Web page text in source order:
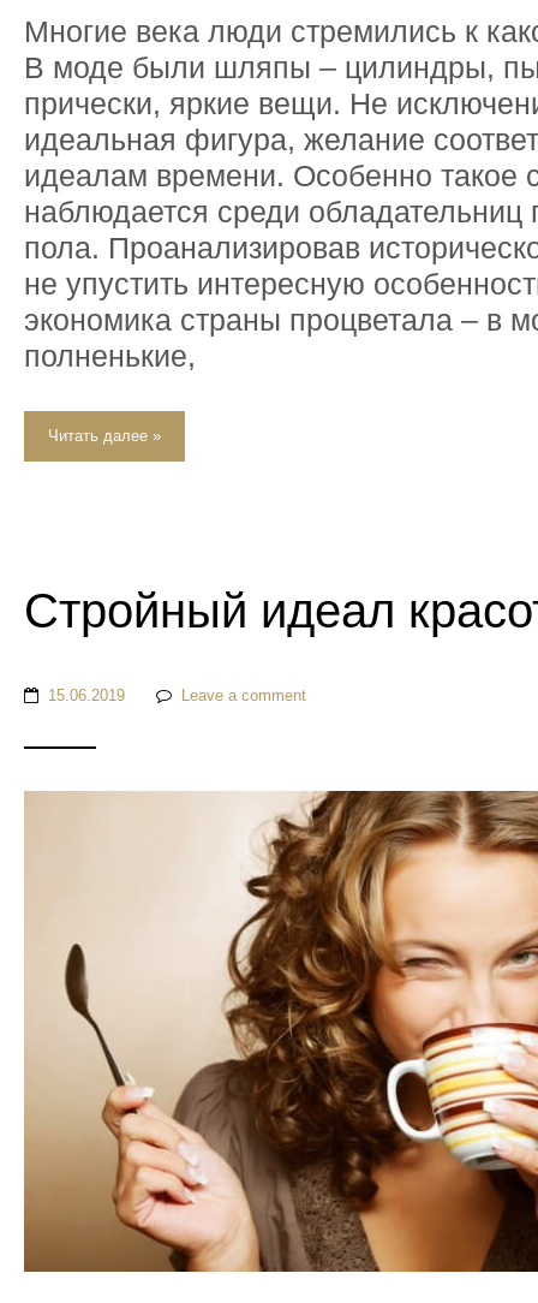
Многие века люди стремились к
В моде были шляпы – цилиндры,
прически, яркие вещи. Не
идеальная фигура, желание
идеалам времени. Особенно такое
наблюдается среди обладательниц
пола. Проанализировав
не упустить интересную
экономика страны процветала – в
полненькие,
Читать далее »
Стройный идеал
15.06.2019 Leave a comment